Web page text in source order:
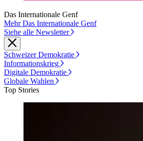
Das Internationale Genf
Mehr Das Internationale Genf
Siehe alle Newsletter
Schweizer Demokratie
Informationskrieg
Digitale Demokratie
Globale Wahlen
Top Stories